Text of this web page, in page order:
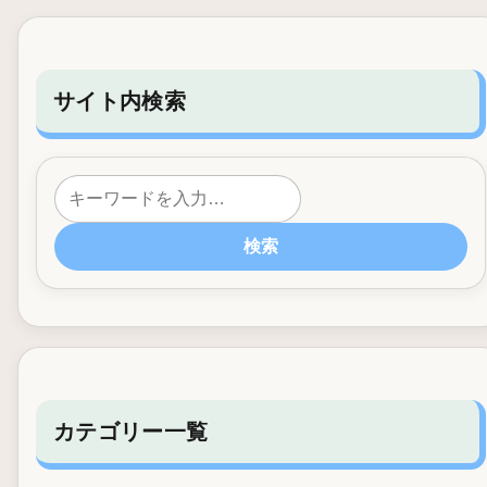
サイト内検索
検索
カテゴリー一覧